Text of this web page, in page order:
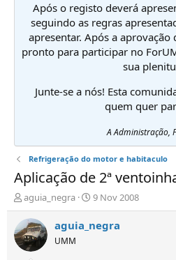
Após o registo deverá
seguindo as regras
apresentar. Após a aprovação
pronto para participar no
sua
Junte-se a nós! Esta
quem quer
A Administração,
Refrigeração do motor e habitaculo
Aplicação de 2ª
I
n
i
c
i
aguia_negra
D
a
t
9 Nov 2008
aguia_negra
UMM